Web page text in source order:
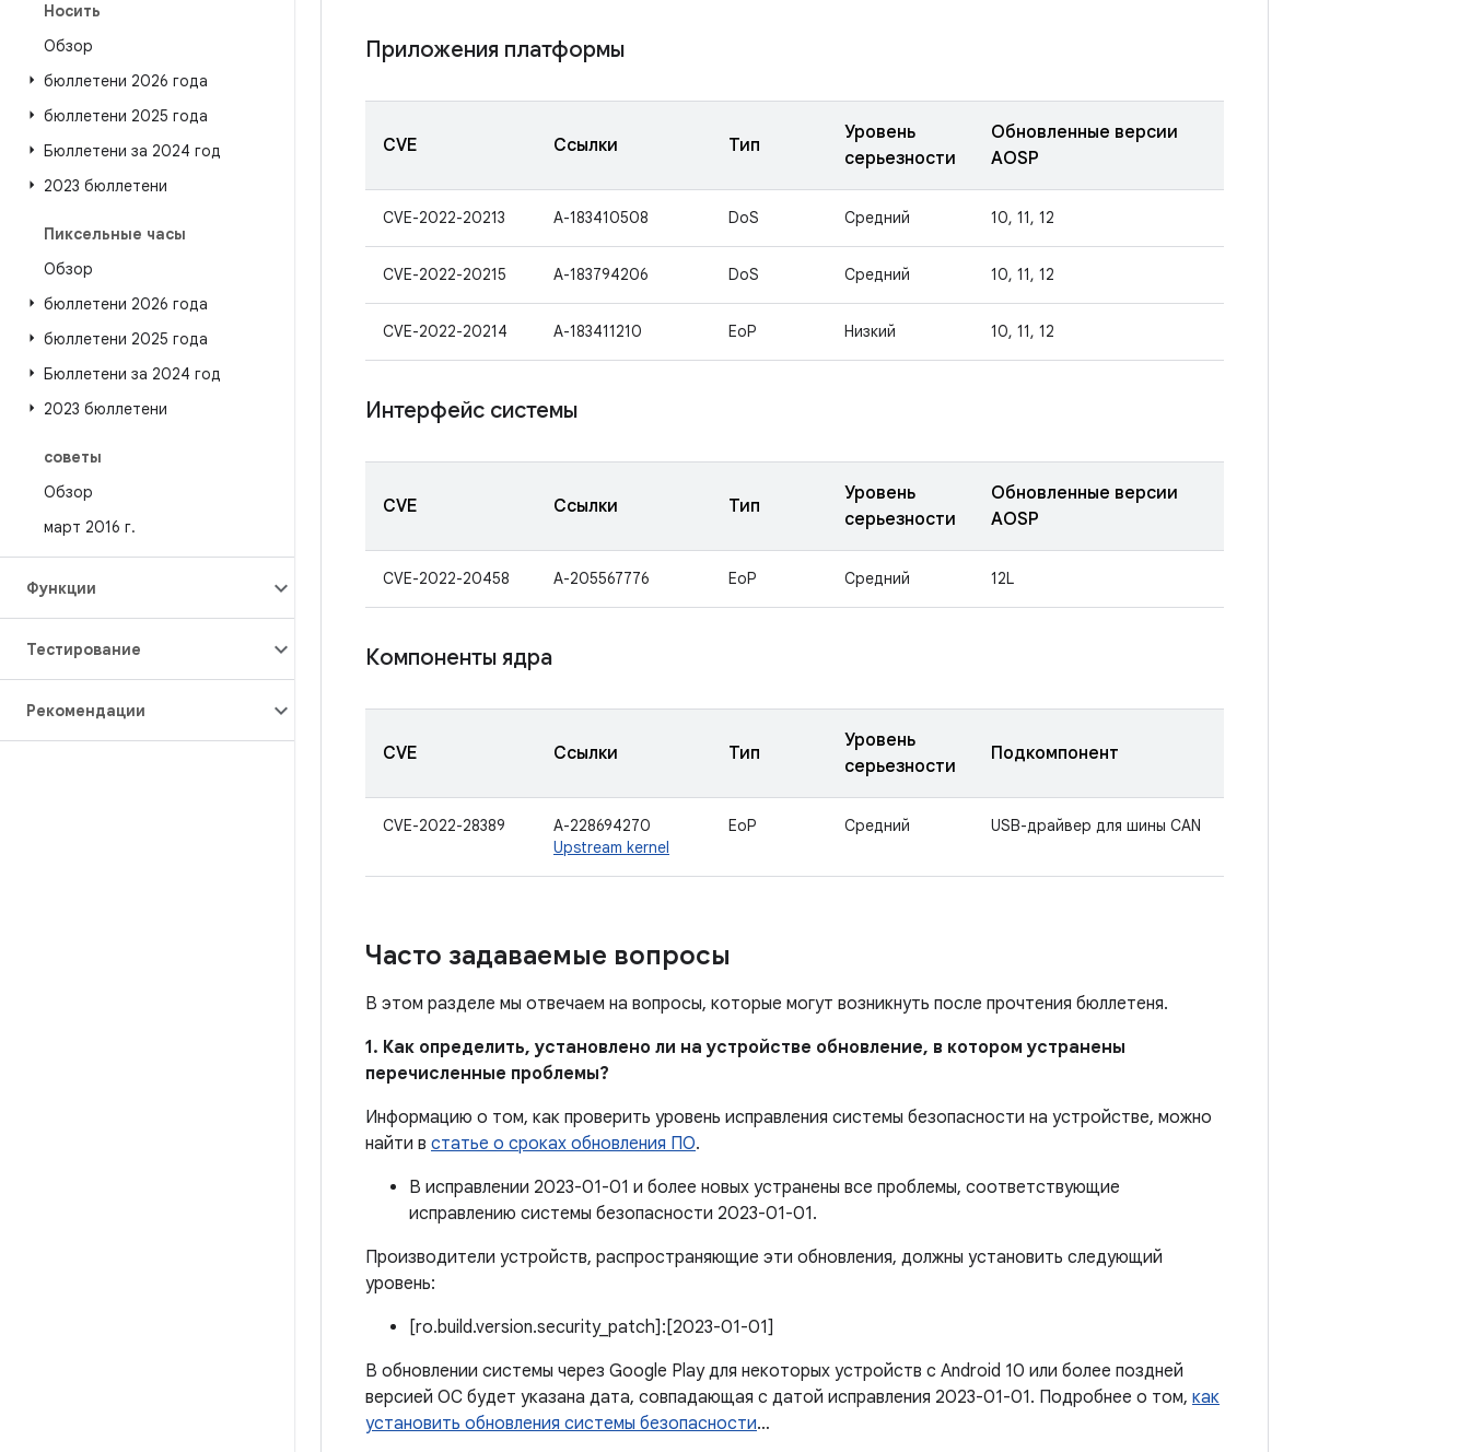
Носить
Обзор
бюллетени 2026 года
бюллетени 2025 года
Бюллетени за 2024 год
2023 бюллетени
Пиксельные часы
Обзор
бюллетени 2026 года
бюллетени 2025 года
Бюллетени за 2024 год
2023 бюллетени
советы
Обзор
март 2016 г.
Функции
Тестирование
Рекомендации
Приложения платформы
CVE Ссылки Тип
Уровень
серьезности
Обновленные версии
AOSP
CVE-2022-20213 A-183410508 DoS Средний 10, 11, 12
CVE-2022-20215 A-183794206 DoS Средний 10, 11, 12
CVE-2022-20214 A-183411210 EoP Низкий 10, 11, 12
Интерфейс системы
CVE Ссылки Тип
Уровень
серьезности
Обновленные версии
AOSP
CVE-2022-20458 A-205567776 EoP Средний 12L
Компоненты ядра
CVE Ссылки Тип
Уровень
серьезности
Подкомпонент
CVE-2022-28389
A-228694270
Upstream kernel
EoP Средний USB-драйвер для шины CAN
Часто задаваемые вопросы
В этом разделе мы отвечаем на вопросы, которые могут возникнуть после прочтения бюллетеня.
1. Как определить, установлено ли на устройстве обновление, в котором устранены
перечисленные проблемы?
Информацию о том, как проверить уровень исправления системы безопасности на устройстве, можно
найти в статье о сроках обновления ПО.
В исправлении 2023-01-01 и более новых устранены все проблемы, соответствующие
исправлению системы безопасности 2023-01-01.
Производители устройств, распространяющие эти обновления, должны установить следующий
уровень:
[ro.build.version.security_patch]:[2023-01-01]
В обновлении системы через Google Play для некоторых устройств с Android 10 или более поздней
версией ОС будет указана дата, совпадающая с датой исправления 2023-01-01. Подробнее о том, как
установить обновления системы безопасности…